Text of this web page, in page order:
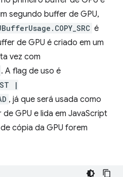
segundo buffer de GPU,
é
de GPU é criado em um
vez com
. A flag de uso é
|
, já que será usada como
GPU e lida em JavaScript
cópia da GPU forem